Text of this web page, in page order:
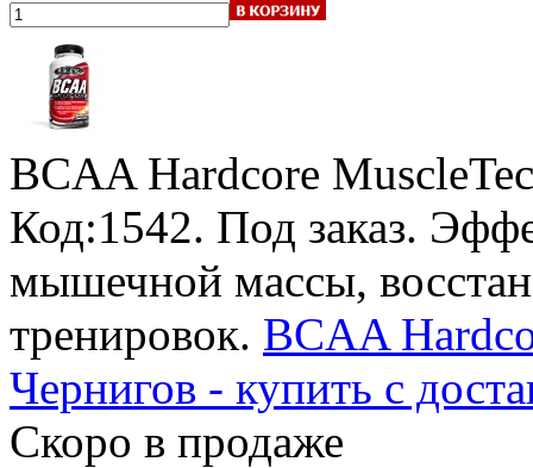
BCAA Hardcore
Код:1542. Под заказ.
мышечной массы,
тренировок. BCAA
Чернигов - купить с
Скоро в продаже